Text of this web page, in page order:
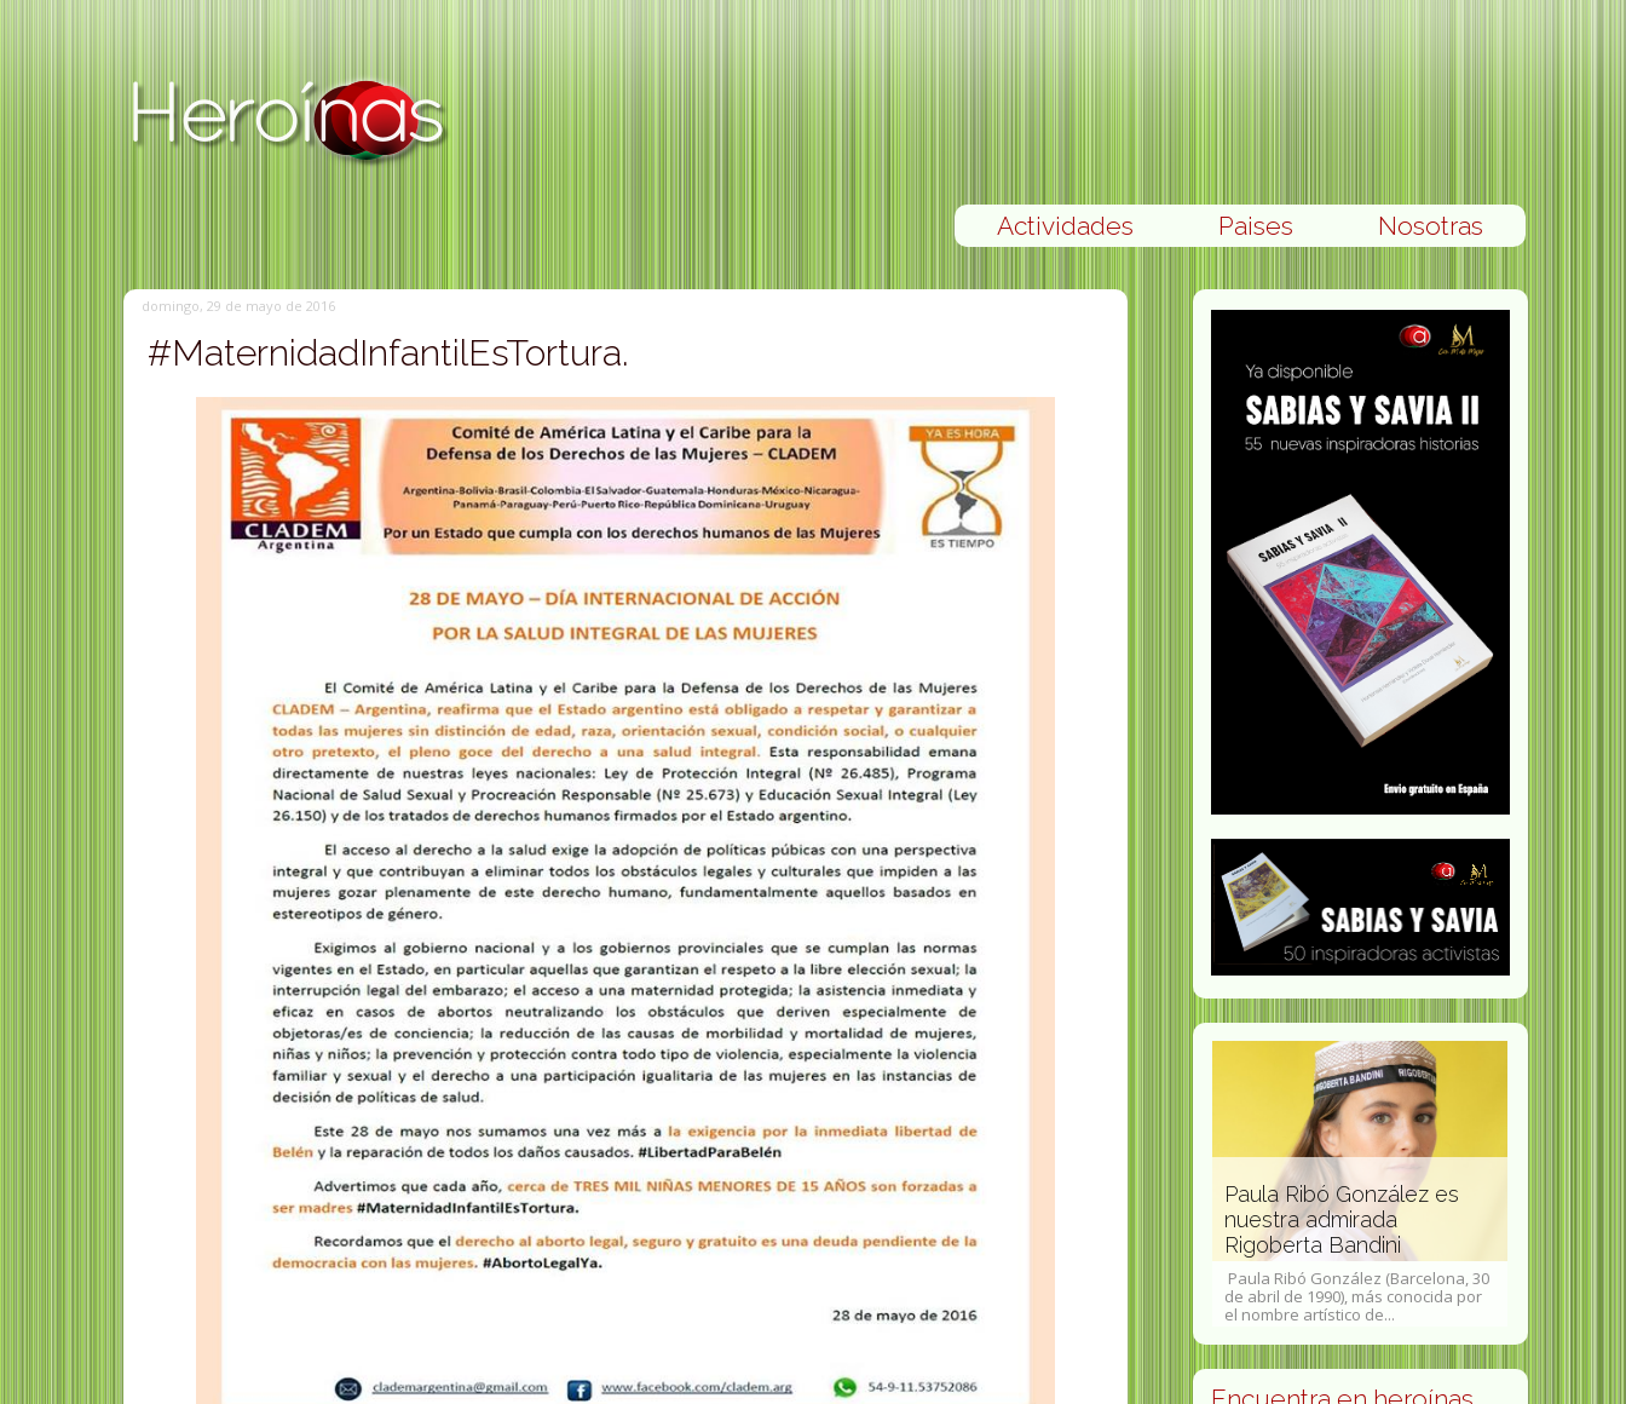
Nosotras
Paises
Actividades
domingo, 29 de mayo de 2016
#MaternidadInfantilEsTortura.
Tania Pariona Tarqui
derechos humanos
Paula Ribó González es
Rigoberta Bandini
el nombre artístico de...
Maria del Mar Bonet ¡
Maria del Mar Bonet i Verdaguer
(Palma de Mallorca, 27 de abril de
1947) es una cantante y...